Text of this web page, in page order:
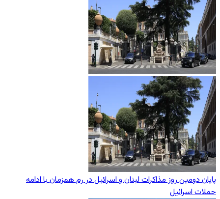
پایان دومین روز مذاکرات لبنان و اسرائیل در رم همزمان با ادامه
حملات اسرائیل